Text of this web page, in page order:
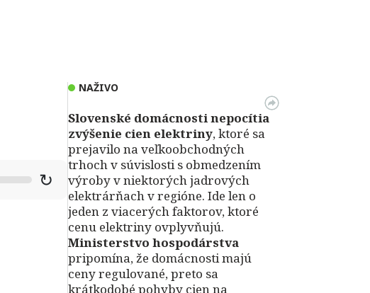
↻
NAŽIVO
Slovenské domácnosti nepocítia
zvýšenie cien elektriny, ktoré sa
prejavilo na veľkoobchodných
trhoch v súvislosti s obmedzením
výroby v niektorých jadrových
elektrárňach v regióne. Ide len o
jeden z viacerých faktorov, ktoré
cenu elektriny ovplyvňujú.
Ministerstvo hospodárstva
pripomína, že domácnosti majú
ceny regulované, preto sa
krátkodobé pohyby cien na